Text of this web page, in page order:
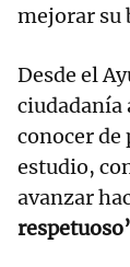
mejorar su
Desde el
ciudadanía
conocer de
estudio,
avanzar